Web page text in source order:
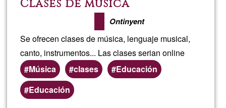
Clases de música
Ontinyent
Se ofrecen clases de música, lenguaje musical,
canto, instrumentos... Las clases serian online
Música
clases
Educación
Preferred
(geographic)
Educación